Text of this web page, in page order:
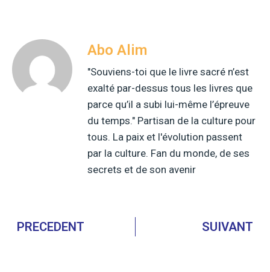
Abo Alim
"Souviens-toi que le livre sacré n’est
exalté par-dessus tous les livres que
parce qu’il a subi lui-même l’épreuve
du temps." Partisan de la culture pour
tous. La paix et l'évolution passent
par la culture. Fan du monde, de ses
secrets et de son avenir
PRECEDENT SUIVANT